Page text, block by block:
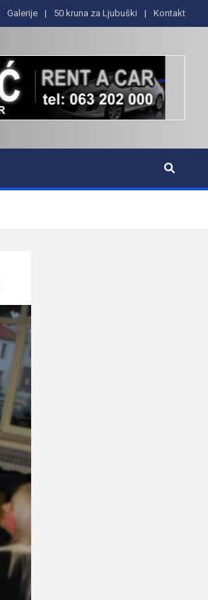
Galerije 50 kruna za Ljubuški Kontakt